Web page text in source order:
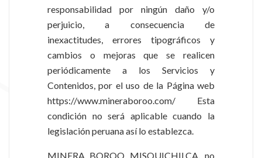
responsabilidad por ningún daño y/o
perjuicio, a consecuencia de
inexactitudes, errores tipográficos y
cambios o mejoras que se realicen
periódicamente a los Servicios y
Contenidos, por el uso de la Página web
https://www.mineraboroo.com/ Esta
condición no será aplicable cuando la
legislación peruana así lo establezca.
MINERA BOROO MISQUICHILCA, no